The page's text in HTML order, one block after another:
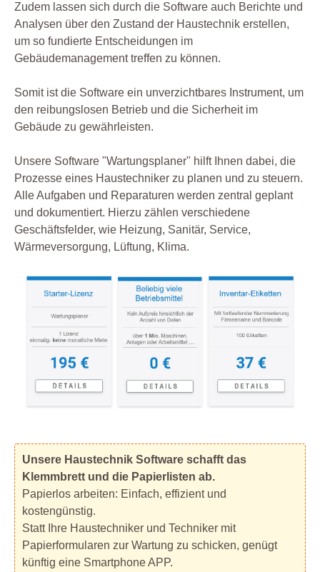
Zudem lassen sich durch die Software auch Berichte und
Analysen über den Zustand der Haustechnik erstellen,
um so fundierte Entscheidungen im
Gebäudemanagement treffen zu können.
Somit ist die Software ein unverzichtbares Instrument, um
den reibungslosen Betrieb und die Sicherheit im
Gebäude zu gewährleisten.
Unsere Software "Wartungsplaner" hilft Ihnen dabei, die
Prozesse eines Haustechniker zu planen und zu steuern.
Alle Aufgaben und Reparaturen werden zentral geplant
und dokumentiert. Hierzu zählen verschiedene
Geschäftsfelder, wie Heizung, Sanitär, Service,
Wärmeversorgung, Lüftung, Klima.
Unsere Haustechnik Software schafft das
Klemmbrett und die Papierlisten ab.
Papierlos arbeiten: Einfach, effizient und
kostengünstig.
Statt Ihre Haustechniker und Techniker mit
Papierformularen zur Wartung zu schicken, genügt
künftig eine Smartphone APP.